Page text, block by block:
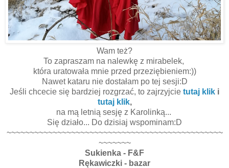
Wam też?
To zapraszam na nalewkę z mirabelek,
która uratowała mnie przed przeziębieniem:))
Nawet kataru nie dostałam po tej sesji:D
Jeśli chcecie się bardziej rozgrzać, to zajrzyjcie tutaj klik i
tutaj klik,
na mą letnią sesję z Karolinką...
Się działo... Do dzisiaj wspominam:D
~~~~~~~~~~~~~~~~~~~~~~~~~~~~~~~~~~~~~~~~~~~~~~~
~~~~~~~
Sukienka - F&F
Rękawiczki - bazar